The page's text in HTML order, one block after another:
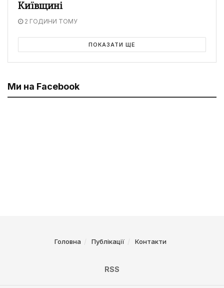
Київщині
2 ГОДИНИ ТОМУ
ПОКАЗАТИ ЩЕ
Ми на Facebook
Головна Публікації Контакти
RSS